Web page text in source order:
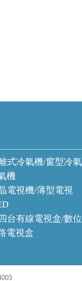
式冷氣機/窗型冷氣
機
電視機/薄型電視
台有線電視盒/數位
電視盒